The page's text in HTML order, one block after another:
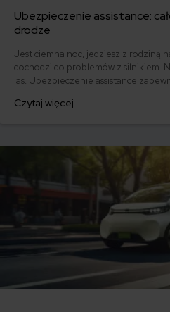
Ubezpieczenie assistance:
drodze
Jest ciemna noc, jedziesz z rodziną
dochodzi do problemów z silnikiem.
las. Ubezpieczenie assistance
samochód, assistance może Ci bardzo
Czytaj więcej